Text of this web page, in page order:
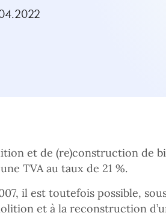
et de (re)construction de
TVA au taux de 21 %.
il est toutefois possible,
et à la reconstruction